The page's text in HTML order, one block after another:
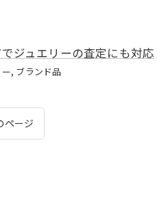
ジュエリーの査定にも対応
ブランド品
ページ